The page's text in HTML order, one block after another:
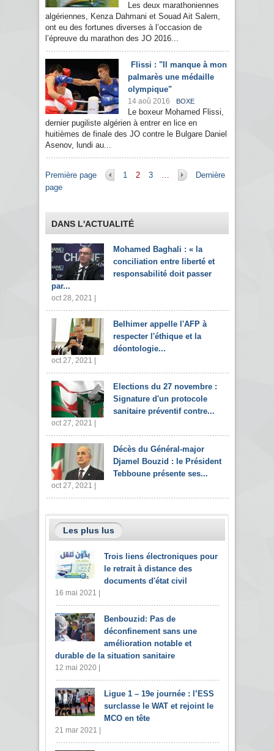
Les deux marathoniennes
algériennes, Kenza Dahmani et Souad Ait Salem,
ont eu des fortunes diverses à l’occasion de
l’épreuve du marathon des JO 2016...
Flissi : "Il manque à mon
palmarès une médaille
olympique"
14 aoû 2016 BOXE
Le boxeur Mohamed Flissi,
dernier pugiliste algérien à entrer en lice en
huitièmes de finale des JO contre le Bulgare Daniel
Asenov, lundi au...
Pages
Première page 1 2 3 …
Dernière
page
DANS L'ACTUALITÉ
Mohamed Baghali : « la
conciliation entre liberté et
responsabilité doit passer
par...
oct 28, 2021 |
Belhimer appelle l'AFP à
respecter l'éthique et la
déontologie...
oct 27, 2021 |
Elections du 27 novembre :
Signature d'un protocole
sanitaire préventif contre...
oct 27, 2021 |
Décès du Général-major
Djamel Bouzid : le Président
Tebboune présente ses...
oct 27, 2021 |
Les plus lus
Trois liens électroniques pour
le retrait à distance des
documents d'état civil
16 mai 2021 |
Benbouzid: Pas de
déconfinement sans une
amélioration notable et
durable de la situation sanitaire
12 mai 2020 |
Ligue 1 – 19e journée : l’ESS
surclasse le WAT et rejoint le
MCO en tête
21 mar 2021 |